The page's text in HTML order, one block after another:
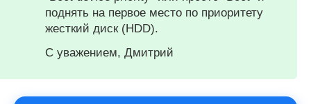
поднять на первое место по приоритету
жесткий диск (HDD).
С уважением, Дмитрий